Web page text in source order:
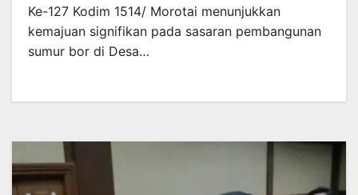
Ke-127 Kodim 1514/ Morotai menunjukkan
kemajuan signifikan pada sasaran pembangunan
sumur bor di Desa…